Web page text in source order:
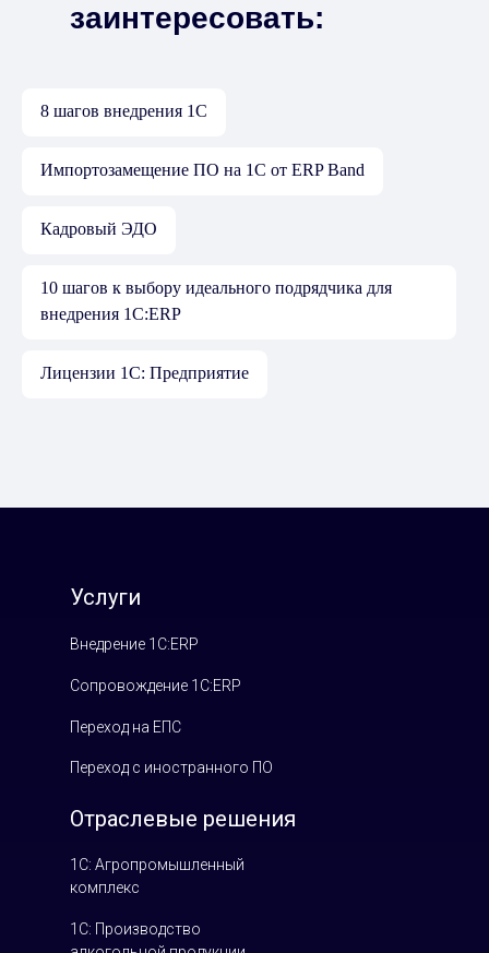
заинтересовать:
8 шагов внедрения 1C
Импортозамещение ПО на 1С от ERP Band
Кадровый ЭДО
10 шагов к выбору идеального подрядчика для
внедрения 1С:ERP
Лицензии 1С: Предприятие
Услуги
Отраслевые решения
1С: Агропромышленный
комплекс
1С: Производство
Внедрение 1С:ERP
Сопровождение 1С:ERP
Переход на ЕПС
Переход с иностранного ПО